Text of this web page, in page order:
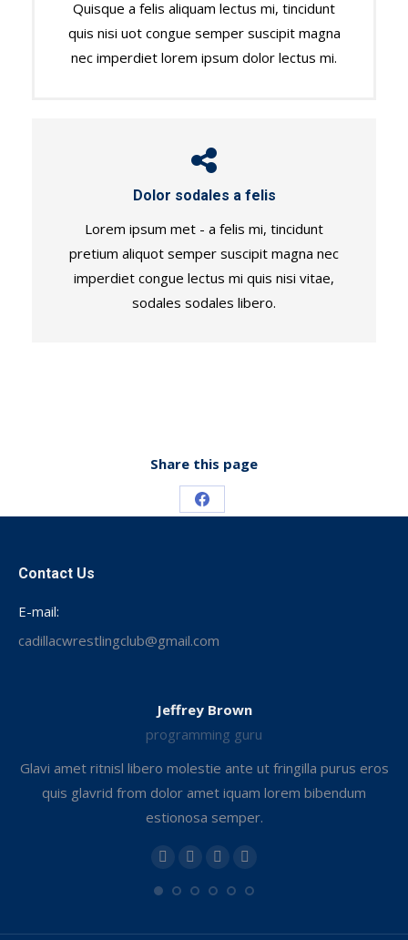
Quisque a felis aliquam lectus mi, tincidunt
quis nisi uot congue semper suscipit magna
nec imperdiet lorem ipsum dolor lectus mi.
Dolor sodales a felis
Lorem ipsum met - a felis mi, tincidunt
pretium aliquot semper suscipit magna nec
imperdiet congue lectus mi quis nisi vitae,
sodales sodales libero.
Share this page
Share
Contact Us
E-mail:
cadillacwrestlingclub@gmail.com
Jeffrey Brown
programming guru
Glavi amet ritnisl libero molestie ante ut fringilla purus eros
quis glavrid from dolor amet iquam lorem bibendum
estionosa semper.
Personal
blog
E-
mail
FacebookInstagram